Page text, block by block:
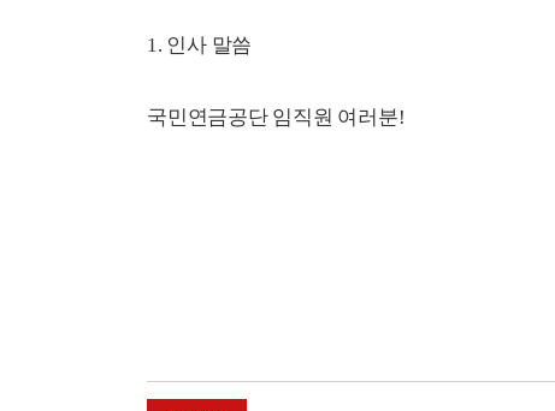
1. 인사 말씀
국민연금공단 임직원 여러분!